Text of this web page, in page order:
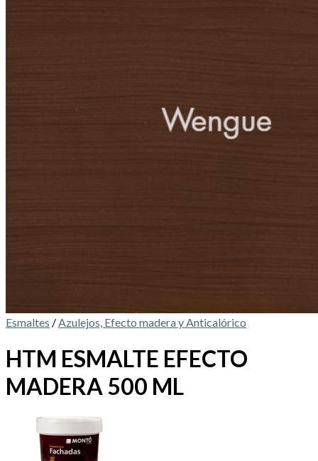
Esmaltes /Azulejos, Efecto madera y Anticalórico
HTM ESMALTE EFECTO
MADERA 500 ML